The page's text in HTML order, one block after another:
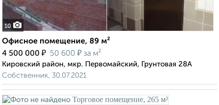
10
Офисное помещение, 89 м²
4 500 000 ₽ 50 600 ₽ за м²
Кировский район, мкр. Первомайский, Грунтовая 28А
Собственник, 30.07.2021